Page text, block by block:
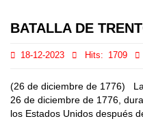
BATALLA DE
18-12-2023 Hits: 1709
(26 de diciembre de 1776)
26 de diciembre de 1776,
los Estados Unidos después